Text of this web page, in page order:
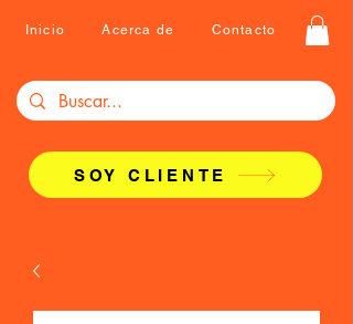
Inicio Acerca de Contacto
SOY CLIENTE